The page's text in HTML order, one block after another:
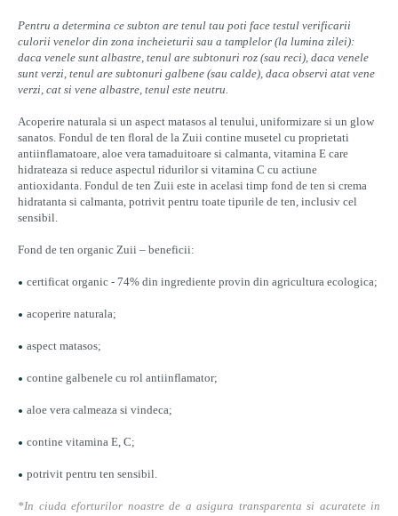
Pentru a determina ce subton are tenul tau poti face testul verificarii
culorii venelor din zona incheieturii sau a tamplelor (la lumina zilei):
daca venele sunt albastre, tenul are subtonuri roz (sau reci), daca venele
sunt verzi, tenul are subtonuri galbene (sau calde), daca observi atat vene
verzi, cat si vene albastre, tenul este neutru.
Acoperire naturala si un aspect matasos al tenului, uniformizare si un glow
sanatos. Fondul de ten floral de la Zuii contine musetel cu proprietati
antiinflamatoare, aloe vera tamaduitoare si calmanta, vitamina E care
hidrateaza si reduce aspectul ridurilor si vitamina C cu actiune
antioxidanta. Fondul de ten Zuii este in acelasi timp fond de ten si crema
hidratanta si calmanta, potrivit pentru toate tipurile de ten, inclusiv cel
sensibil.
Fond de ten organic Zuii – beneficii:
certificat organic - 74% din ingrediente provin din agricultura ecologica;
acoperire naturala;
aspect matasos;
contine galbenele cu rol antiinflamator;
aloe vera calmeaza si vindeca;
contine vitamina E, C;
potrivit pentru ten sensibil.
*In ciuda eforturilor noastre de a asigura transparenta si acuratete in